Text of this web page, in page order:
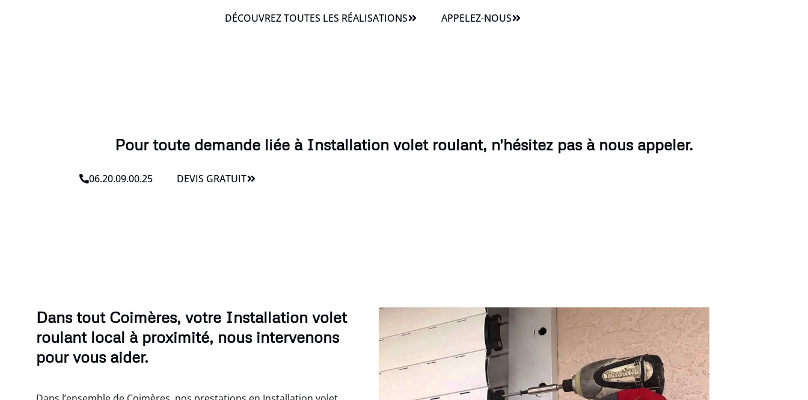
DÉCOUVREZ TOUTES LES RÉALISATIONS APPELEZ-NOUS
Pour toute demande liée à Installation volet roulant, n'hésitez pas à nous appeler.
06.20.09.00.25 DEVIS GRATUIT
Dans tout Coimères, votre Installation volet
roulant local à proximité, nous intervenons
pour vous aider.